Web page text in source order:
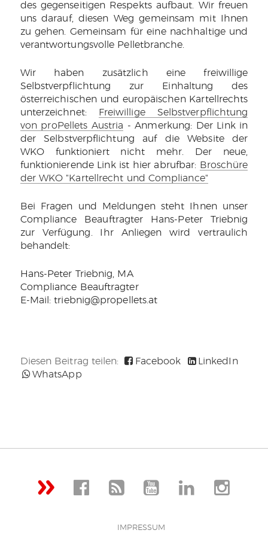
des gegenseitigen Respekts aufbaut. Wir freuen
uns darauf, diesen Weg gemeinsam mit Ihnen
zu gehen. Gemeinsam für eine nachhaltige und
verantwortungsvolle Pelletbranche.
Wir haben zusätzlich eine freiwillige
Selbstverpflichtung zur Einhaltung des
österreichischen und europäischen Kartellrechts
unterzeichnet:
Freiwillige Selbstverpflichtung
von proPellets Austria - Anmerkung: Der Link in
der Selbstverpflichtung auf die Website der
WKO funktioniert nicht mehr. Der neue,
funktionierende Link ist hier abrufbar: Broschüre
der WKO "Kartellrecht und Compliance"
Bei Fragen und Meldungen steht Ihnen unser
Compliance Beauftragter Hans-Peter Triebnig
zur Verfügung. Ihr Anliegen wird vertraulich
behandelt:
Hans-Peter Triebnig, MA
Compliance Beauftragter
E-Mail: triebnig@propellets.at
Diesen Beitrag teilen: Facebook
LinkedIn
WhatsApp
IMPRESSUM